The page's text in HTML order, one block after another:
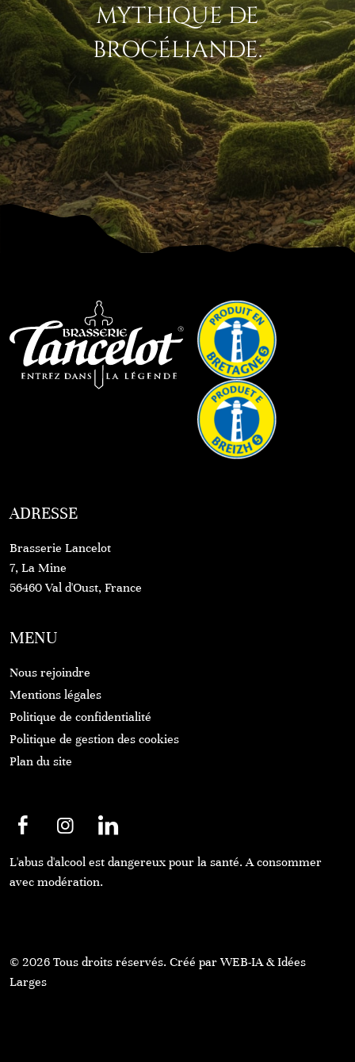
MYTHIQUE DE
BROCÉLIANDE.
ADRESSE
Brasserie Lancelot
7, La Mine
56460 Val d'Oust, France
MENU
Nous rejoindre
Mentions légales
Politique de confidentialité
Politique de gestion des cookies
Plan du site
L'abus d'alcool est dangereux pour la santé. A consommer
avec modération.
© 2026 Tous droits réservés. Créé par WEB-IA & Idées
Larges